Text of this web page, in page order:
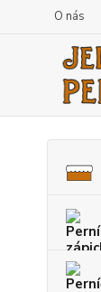
O nás